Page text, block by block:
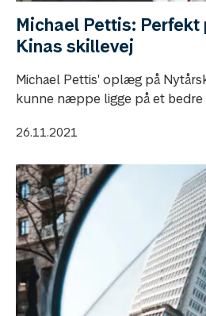
Michael Pettis:
Kinas skillevej
Michael Pettis' oplæg på
kunne næppe ligge på et
26.11.2021